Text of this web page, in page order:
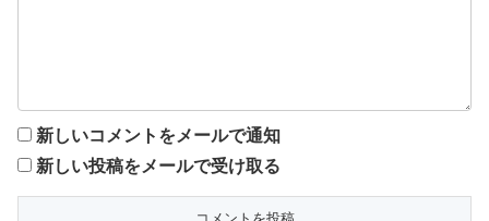
新しいコメントをメールで通知
新しい投稿をメールで受け取る